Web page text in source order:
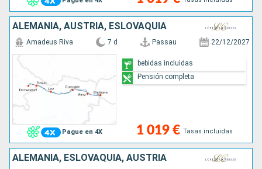
ALEMANIA, AUSTRIA, ESLOVAQUIA
Pague en 4X
Amadeus Riva 7 d Passau 22/12/2027
1 019 € Tasas incluidas
bebidas incluidas
Pensión completa
ALEMANIA, ESLOVAQUIA, AUSTRIA